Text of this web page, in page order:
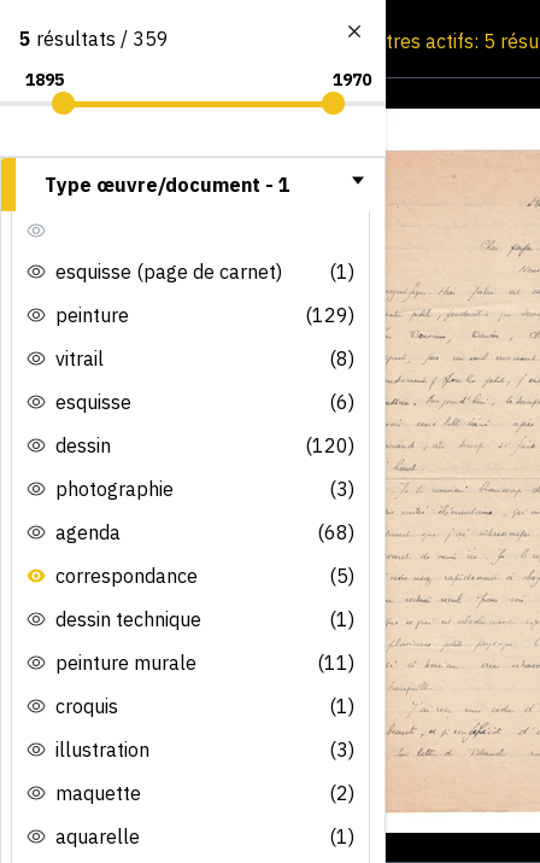
Consultation par image Filtres actifs: 5
5 résultats / 359
Type œuvre/document - 1
esquisse (page de carnet)
(1)
peinture
(129)
vitrail
(8)
esquisse
(6)
dessin
(120)
photographie
(3)
agenda
(68)
correspondance
(5)
dessin technique
(1)
peinture murale
(11)
croquis
(1)
illustration
(3)
maquette
(2)
aquarelle
(1)